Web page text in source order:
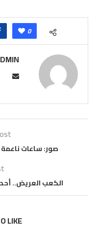
0
صور: ساعات ناعمة
الكعب العريض..
LIKE